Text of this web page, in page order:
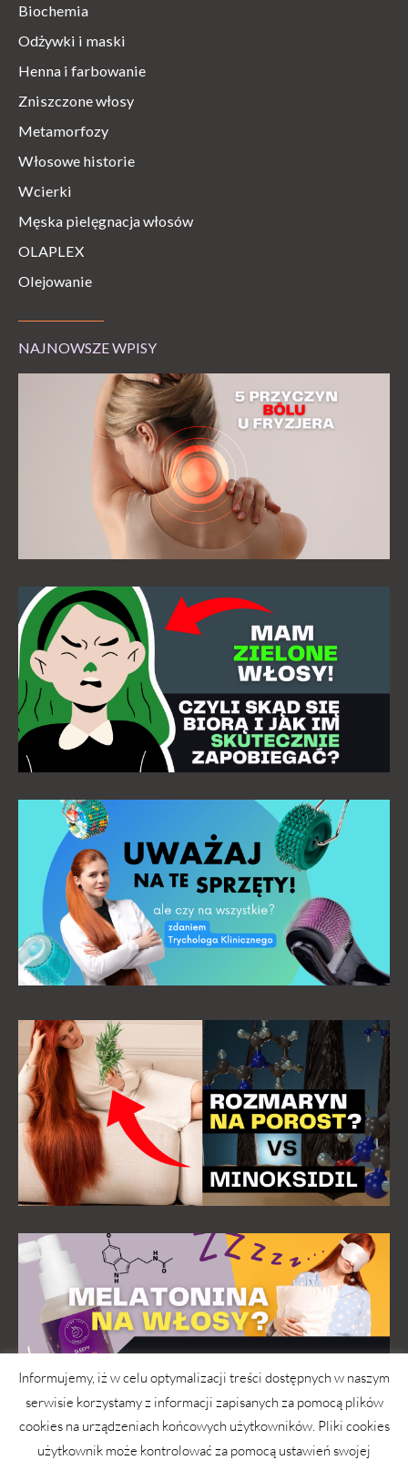
Biochemia
Odżywki i maski
Henna i farbowanie
Zniszczone włosy
Metamorfozy
Włosowe historie
Wcierki
Męska pielęgnacja włosów
OLAPLEX
Olejowanie
NAJNOWSZE WPISY
Informujemy, iż w celu optymalizacji treści dostępnych w naszym
serwisie korzystamy z informacji zapisanych za pomocą plików
cookies na urządzeniach końcowych użytkowników. Pliki cookies
użytkownik może kontrolować za pomocą ustawień swojej